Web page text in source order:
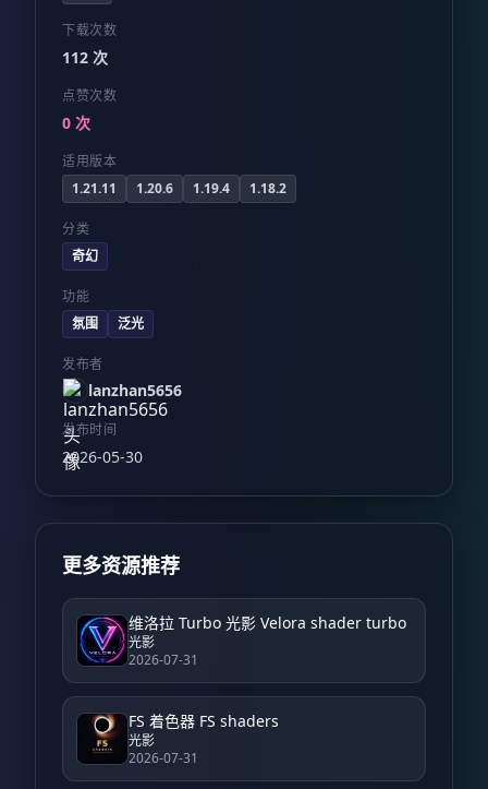
下载次数
112 次
点赞次数
0 次
适用版本
1.21.11
1.20.6 1.19.4 1.18.2
分类
奇幻
功能
氛围
泛光
发布者
lanzhan5656
发布时间
2026-05-30
更多资源推荐
维洛拉 Turbo 光影 Velora shader turbo
光影
2026-07-31
FS 着色器 FS shaders
光影
2026-07-31